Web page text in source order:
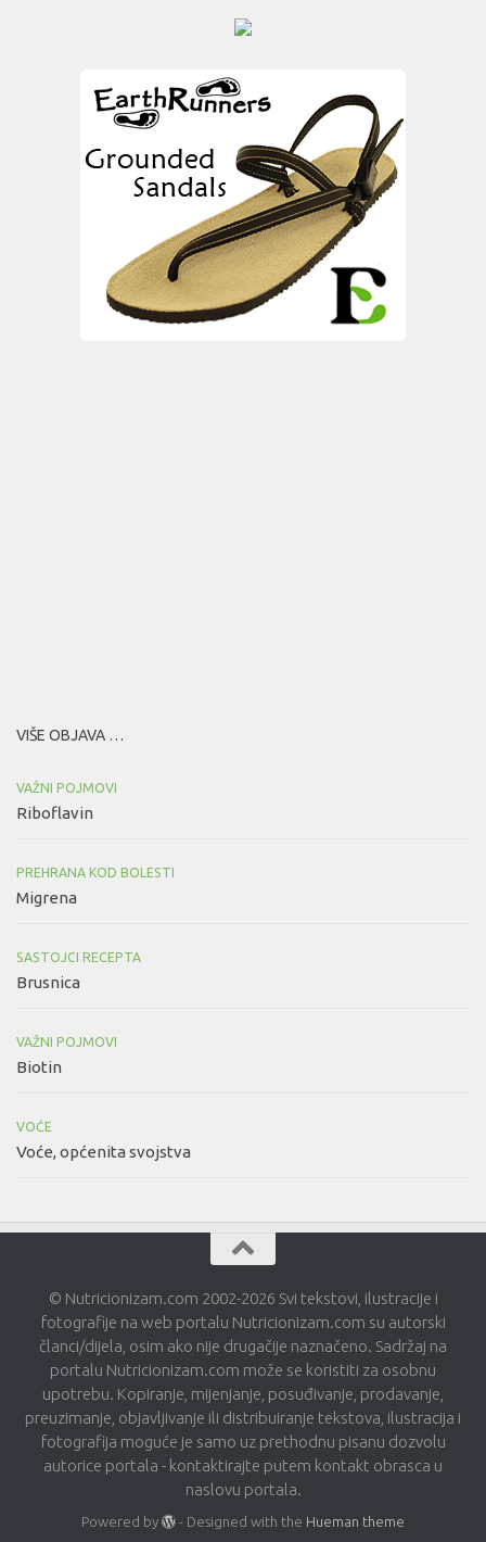
VIŠE OBJAVA …
VAŽNI POJMOVI
Riboflavin
PREHRANA KOD BOLESTI
Migrena
SASTOJCI RECEPTA
Brusnica
VAŽNI POJMOVI
Biotin
VOĆE
Voće, općenita svojstva
© Nutricionizam.com 2002-2026 Svi tekstovi, ilustracije i
fotografije na web portalu Nutricionizam.com su autorski
članci/dijela, osim ako nije drugačije naznačeno. Sadržaj na
portalu Nutricionizam.com može se koristiti za osobnu
upotrebu. Kopiranje, mijenjanje, posuđivanje, prodavanje,
preuzimanje, objavljivanje ili distribuiranje tekstova, ilustracija i
fotografija moguće je samo uz prethodnu pisanu dozvolu
autorice portala - kontaktirajte putem kontakt obrasca u
naslovu portala.
Powered by - Designed with the Hueman theme